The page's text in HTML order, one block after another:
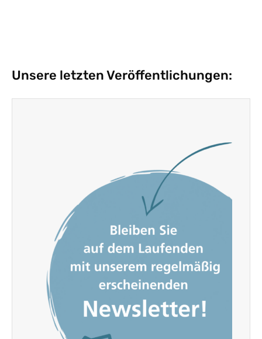
Unsere letzten Veröffentlichungen: